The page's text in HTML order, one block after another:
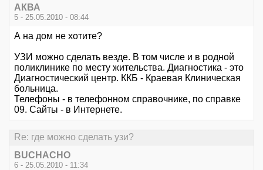
АКВА
5 - 25.05.2010 - 08:44
А на дом не хотите?
УЗИ можно сделать везде. В том числе и в родной
поликлинике по месту жительства. Диагностика - это
Диагностический центр. ККБ - Краевая Клиническая
больница.
Телефоны - в телефонном справочнике, по справке
09. Сайты - в Интернете.
Re: где можно сделать узи?
BUCHACHO
6 - 25.05.2010 - 11:34